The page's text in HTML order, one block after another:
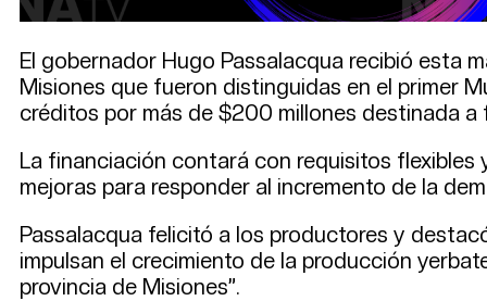
El gobernador Hugo Passalacqua recibió esta
Misiones que fueron distinguidas en el primer
créditos por más de $200 millones destinada
La financiación contará con requisitos
mejoras para responder al incremento de la
Passalacqua felicitó a los productores y
impulsan el crecimiento de la producción
provincia de Misiones”.